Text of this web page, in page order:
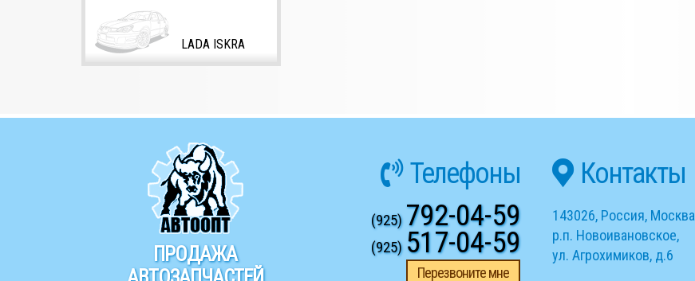
LADA ISKRA
ПРОДАЖА
Телефоны
(925) 792-04-59
(925) 517-04-59
Перезвоните мне
Контакты
143026, Россия, Москва
р.п. Новоивановское,
ул. Агрохимиков, д.6